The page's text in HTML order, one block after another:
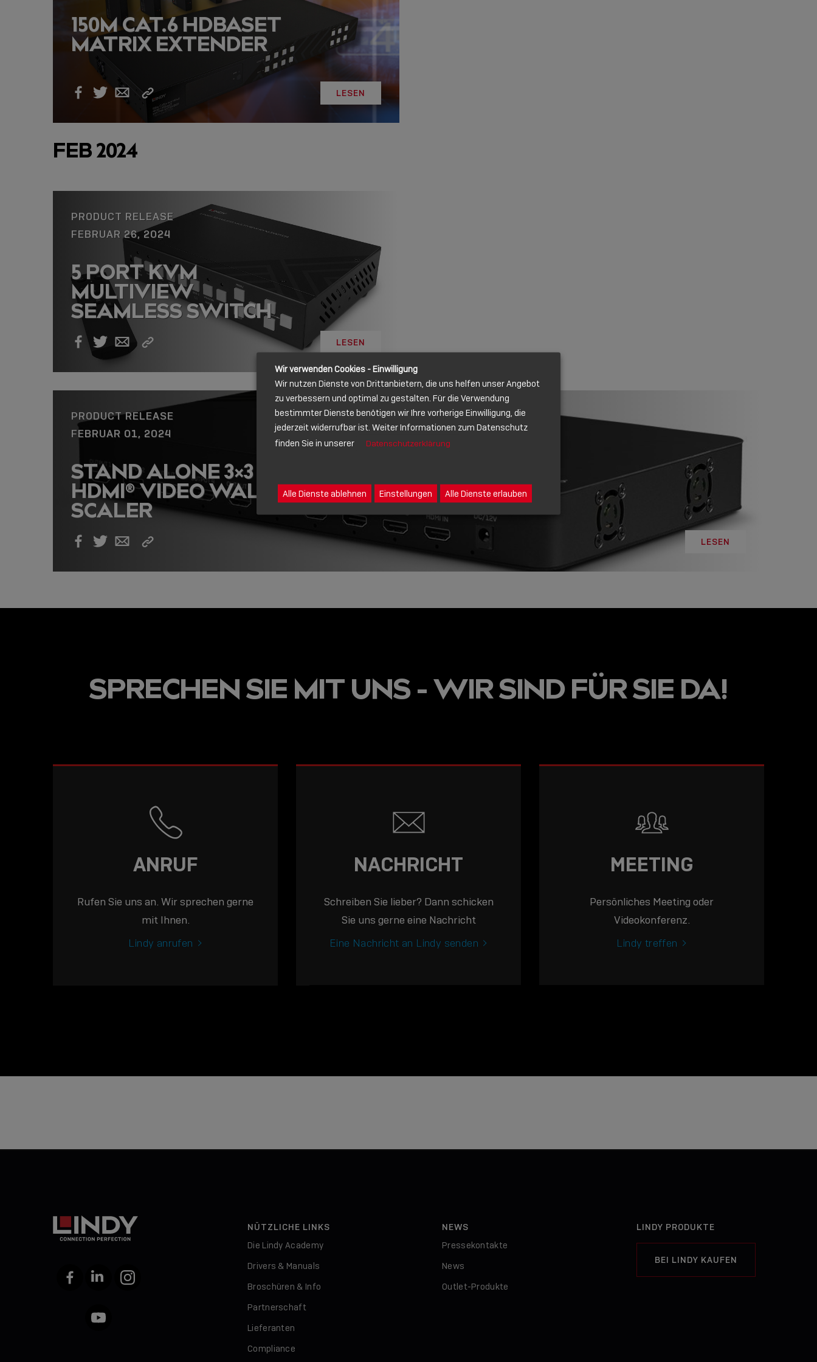
150M CAT.6 HDBASET
MATRIX EXTENDER
LESEN
Facebook
TwitterEmailLink
kopieren
FEB 2024
PRODUCT RELEASE
FEBRUAR 26, 2024
5 PORT KVM
MULTIVIEW
SEAMLESS SWITCH
LESEN
Facebook
Twitter
EmailLink
PRODUCT RELEASE
FEBRUAR 01, 2024
STAND ALONE 3×3
HDMI® VIDEO WALL
SCALER
LESEN
Facebook
TwitterEmailLink
SPRECHEN SIE MIT UNS - WIR SIND FÜR SIE DA!
ANRUF
Rufen Sie uns an. Wir sprechen gerne
mit Ihnen.
Lindy anrufen
NACHRICHT
Schreiben Sie lieber? Dann schicken
Sie uns gerne eine Nachricht
Eine Nachricht an Lindy senden
MEETING
Persönliches Meeting oder
Videokonferenz.
Lindy treffen
FacebookLinkedInInstagram
YouTube
NÜTZLICHE LINKS
Die Lindy Academy
Drivers & Manuals
Broschüren & Info
Partnerschaft
Lieferanten
Compliance
NEWS
Pressekontakte
News
Outlet-Produkte
LINDY PRODUKTE
BEI LINDY KAUFEN
Wir verwenden Cookies - Einwilligung
Wir nutzen Dienste von Drittanbietern, die uns helfen unser Angebot
zu verbessern und optimal zu gestalten. Für die Verwendung
bestimmter Dienste benötigen wir Ihre vorherige Einwilligung, die
jederzeit widerrufbar ist. Weiter Informationen zum Datenschutz
finden Sie in unserer
Datenschutzerklärung
Alle Dienste ablehnen Einstellungen Alle Dienste erlauben